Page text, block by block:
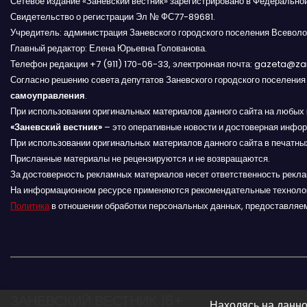
з
а
п
и
с
я
м
Свидетельство о регистрации Эл № ФС77-89681.
Учредитель: администрация Заневского городского поселения
Главный редактор: Елена Юрьевна Голованова.
Телефон редакции +7 (911) 170-06-33, электронная почта:
Согласно решению совета депутатов Заневского городского поселения
самоуправления.
При использовании оригинальных материалов данного сайта на
«Заневский вестник» – это оперативные новости и достоверная
При использовании оригинальных материалов данного сайта в
Присланные материалы не рецензируются и не возвращаются.
За достоверность рекламных материалов несет ответственность
На информационном ресурсе применяются рекомендательные
Политикав отношении обработки персональных данных,